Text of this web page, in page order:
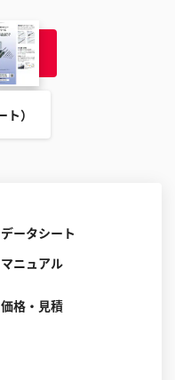
）
データシート
マニュアル
価格・見積